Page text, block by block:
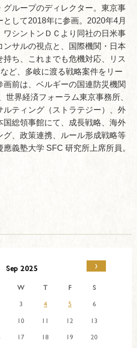
グループのディレクター。東京事
して2018年に参画。2020年4月
ワシントンＤＣより同社の日米事
サルの視点と、国際機関・日本
ち、これまでも危機対応、リス
ど、多岐に渡る戦略案件をリー
画前は、ベルギーの国連防災機関
世界経済フォーラム東京事務所、
ルティング（ストラテジー）、外
国総領事館にて、成長戦略、海外
グ、政策連携、ルール形成戦略等
義塾大学 SFC 研究所上席所員。
Sep 2025 ›
W T F
S
3 4 5
6
10 11 12
13
17 18 19 20